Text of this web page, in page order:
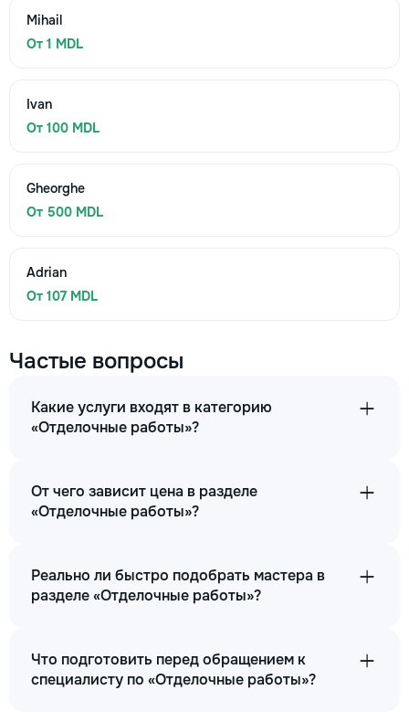
Mihail
От 1 MDL
Ivan
От 100 MDL
Gheorghe
От 500 MDL
Adrian
От 107 MDL
Частые вопросы
Какие услуги входят в категорию
«Отделочные работы»?
От чего зависит цена в разделе
«Отделочные работы»?
Реально ли быстро подобрать мастера в
разделе «Отделочные работы»?
Что подготовить перед обращением к
специалисту по «Отделочные работы»?